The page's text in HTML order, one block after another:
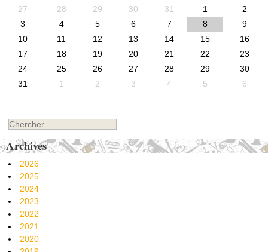
27
28 29 30 31 1
2
3
4 5 6 7 8
9
10
11 12 13 14 15
16
17
18 19 20 21 22
23
24
25 26 27 28 29
30
31
1 2 3 4 5 6
Chercher
Archives
2026
2025
2024
2023
2022
2021
2020